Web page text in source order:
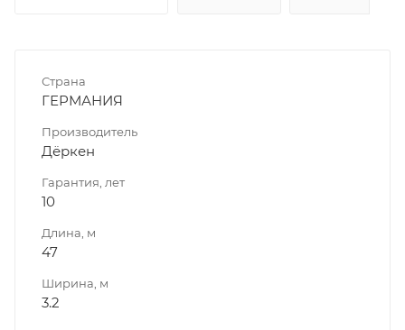
Страна
ГЕРМАНИЯ
Производитель
Дёркен
Гарантия, лет
10
Длина, м
47
Ширина, м
3.2